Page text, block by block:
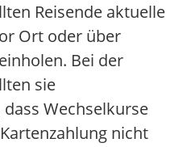
Reisende aktuelle
Ort oder über
Bei der
sie
Wechselkurse
nicht